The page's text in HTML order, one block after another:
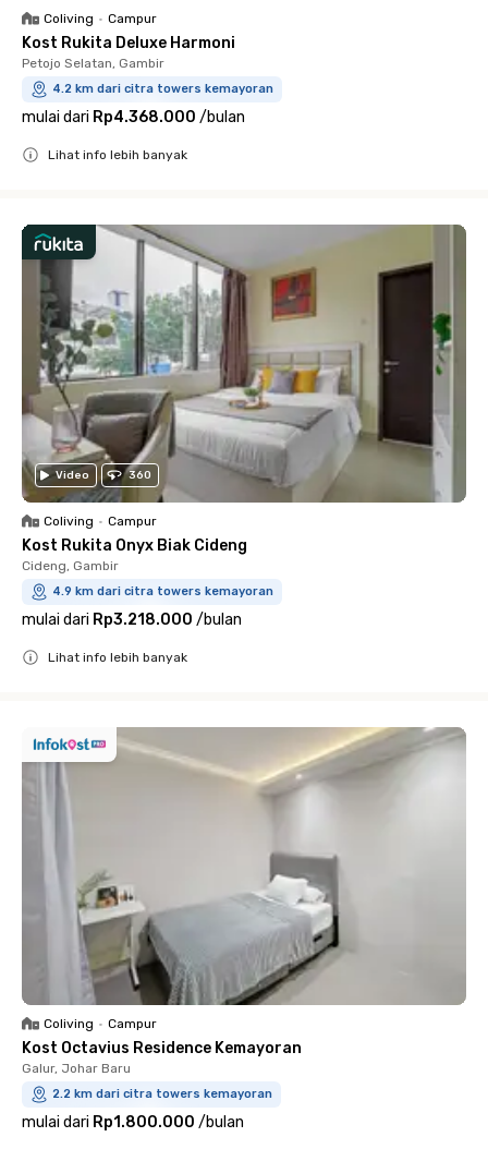
Coliving • Campur
Kost Rukita Deluxe Harmoni
Petojo Selatan, Gambir
4.2 km dari citra towers kemayoran
mulai dari Rp4.368.000 /bulan
Lihat info lebih banyak
Video 360
Coliving • Campur
Kost Rukita Onyx Biak Cideng
Cideng, Gambir
4.9 km dari citra towers kemayoran
mulai dari Rp3.218.000 /bulan
Lihat info lebih banyak
Coliving • Campur
Kost Octavius Residence Kemayoran
Galur, Johar Baru
2.2 km dari citra towers kemayoran
mulai dari Rp1.800.000 /bulan